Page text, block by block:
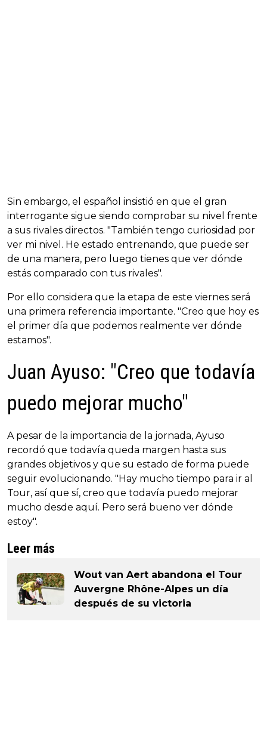
Sin embargo, el español insistió en que el gran
interrogante sigue siendo comprobar su nivel frente
a sus rivales directos. "También tengo curiosidad por
ver mi nivel. He estado entrenando, que puede ser
de una manera, pero luego tienes que ver dónde
estás comparado con tus rivales".
Por ello considera que la etapa de este viernes será
una primera referencia importante. "Creo que hoy es
el primer día que podemos realmente ver dónde
estamos".
Juan Ayuso: "Creo que todavía
puedo mejorar mucho"
A pesar de la importancia de la jornada, Ayuso
recordó que todavía queda margen hasta sus
grandes objetivos y que su estado de forma puede
seguir evolucionando. "Hay mucho tiempo para ir al
Tour, así que sí, creo que todavía puedo mejorar
mucho desde aquí. Pero será bueno ver dónde
estoy".
Leer más
Wout van Aert abandona el Tour
Auvergne Rhône-Alpes un día
después de su victoria